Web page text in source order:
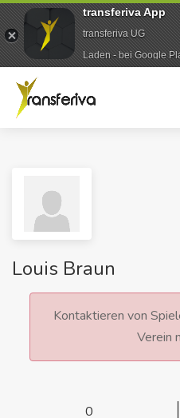
Louis Braun
Kontaktieren von
Verein
0
transferiva App
transferiva UG
Laden - bei Google